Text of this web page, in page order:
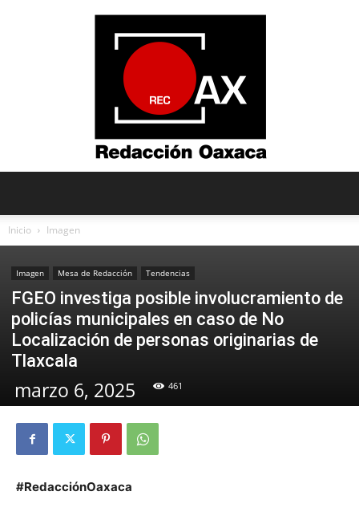
Oaxaca
Inicio Imagen
Imagen Mesa de Redacción Tendencias
FGEO investiga posible involucramiento de
policías municipales en caso de No
Localización de personas originarias de
Tlaxcala
marzo 6, 2025 461
#RedacciónOaxaca